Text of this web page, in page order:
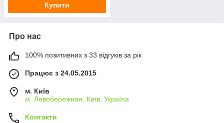
Купити
Про нас
100% позитивних з 33 відгуків за рік
Працює з 24.05.2015
м. Київ
м. Левобережная, Київ, Україна
Контакти